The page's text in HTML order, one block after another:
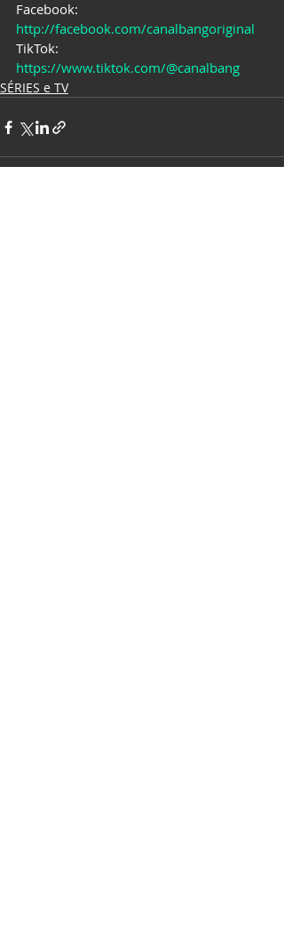
http://facebook.com/canalbangoriginal
https://www.tiktok.com/@canalbang
SÉRIES e TV